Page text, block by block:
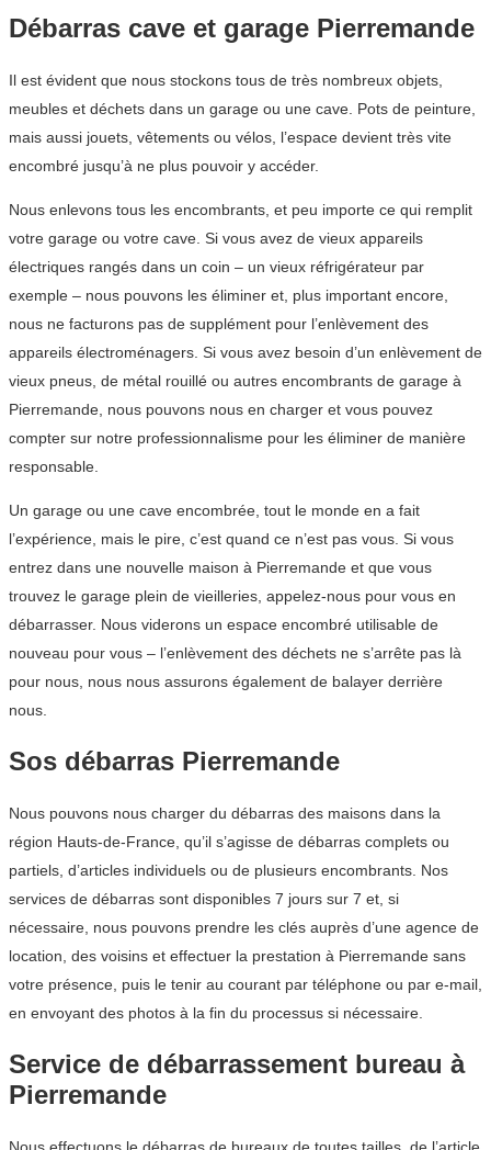
Débarras cave et garage Pierremande
Il est évident que nous stockons tous de très nombreux objets,
meubles et déchets dans un garage ou une cave. Pots de peinture,
mais aussi jouets, vêtements ou vélos, l’espace devient très vite
encombré jusqu’à ne plus pouvoir y accéder.
Nous enlevons tous les encombrants, et peu importe ce qui remplit
votre garage ou votre cave. Si vous avez de vieux appareils
électriques rangés dans un coin – un vieux réfrigérateur par
exemple – nous pouvons les éliminer et, plus important encore,
nous ne facturons pas de supplément pour l’enlèvement des
appareils électroménagers. Si vous avez besoin d’un enlèvement de
vieux pneus, de métal rouillé ou autres encombrants de garage à
Pierremande, nous pouvons nous en charger et vous pouvez
compter sur notre professionnalisme pour les éliminer de manière
responsable.
Un garage ou une cave encombrée, tout le monde en a fait
l’expérience, mais le pire, c’est quand ce n’est pas vous. Si vous
entrez dans une nouvelle maison à Pierremande et que vous
trouvez le garage plein de vieilleries, appelez-nous pour vous en
débarrasser. Nous viderons un espace encombré utilisable de
nouveau pour vous – l’enlèvement des déchets ne s’arrête pas là
pour nous, nous nous assurons également de balayer derrière
nous.
Sos débarras Pierremande
Nous pouvons nous charger du débarras des maisons dans la
région Hauts-de-France, qu’il s’agisse de débarras complets ou
partiels, d’articles individuels ou de plusieurs encombrants. Nos
services de débarras sont disponibles 7 jours sur 7 et, si
nécessaire, nous pouvons prendre les clés auprès d’une agence de
location, des voisins et effectuer la prestation à Pierremande sans
votre présence, puis le tenir au courant par téléphone ou par e-mail,
en envoyant des photos à la fin du processus si nécessaire.
Service de débarrassement bureau à
Pierremande
Nous effectuons le débarras de bureaux de toutes tailles, de l’article